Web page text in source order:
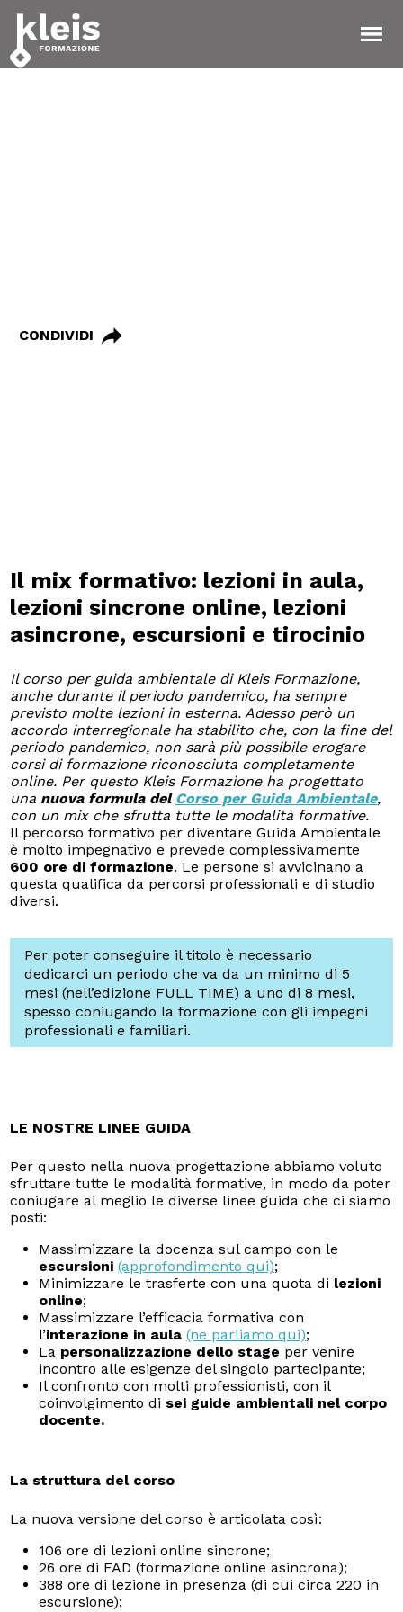
Instagram
Facebook
Tiktok
CONDIVIDI
Il mix formativo: lezioni in aula,
lezioni sincrone online, lezioni
asincrone, escursioni e tirocinio
Il corso per guida ambientale di Kleis Formazione,
anche durante il periodo pandemico, ha sempre
previsto molte lezioni in esterna. Adesso però un
accordo interregionale ha stabilito che, con la fine del
periodo pandemico, non sarà più possibile erogare
corsi di formazione riconosciuta completamente
online. Per questo Kleis Formazione ha progettato
una nuova formula del Corso per Guida Ambientale,
con un mix che sfrutta tutte le modalità formative.
Il percorso formativo per diventare Guida Ambientale
è molto impegnativo e prevede complessivamente
600 ore di formazione. Le persone si avvicinano a
questa qualifica da percorsi professionali e di studio
diversi.
Per poter conseguire il titolo è necessario
dedicarci un periodo che va da un minimo di 5
mesi (nell’edizione FULL TIME) a uno di 8 mesi,
spesso coniugando la formazione con gli impegni
professionali e familiari.
LE NOSTRE LINEE GUIDA
Per questo nella nuova progettazione abbiamo voluto
sfruttare tutte le modalità formative, in modo da poter
coniugare al meglio le diverse linee guida che ci siamo
posti:
Massimizzare la docenza sul campo con le
escursioni(approfondimento qui);
Minimizzare le trasferte con una quota di lezioni
online;
Massimizzare l’efficacia formativa con
l’interazione in aula(ne parliamo qui);
La personalizzazione dello stage per venire
incontro alle esigenze del singolo partecipante;
Il confronto con molti professionisti, con il
coinvolgimento di sei guide ambientali nel corpo
docente.
La struttura del corso
La nuova versione del corso è articolata così:
106 ore di lezioni online sincrone;
26 ore di FAD (formazione online asincrona);
388 ore di lezione in presenza (di cui circa 220 in
escursione);